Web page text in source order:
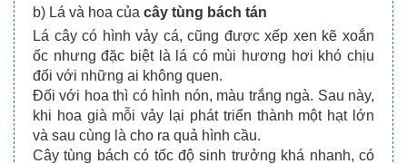
b) Lá và hoa của cây tùng bách tán
Lá cây có hình vảy cá, cũng được xếp xen kẽ xoắn
ốc nhưng đặc biệt là lá có mùi hương hơi khó chịu
đối với những ai không quen.
Đối với hoa thì có hình nón, màu trắng ngà. Sau này,
khi hoa già mỗi vảy lại phát triển thành một hạt lớn
và sau cùng là cho ra quả hình cầu.
Cây tùng bách có tốc độ sinh trưởng khá nhanh, có